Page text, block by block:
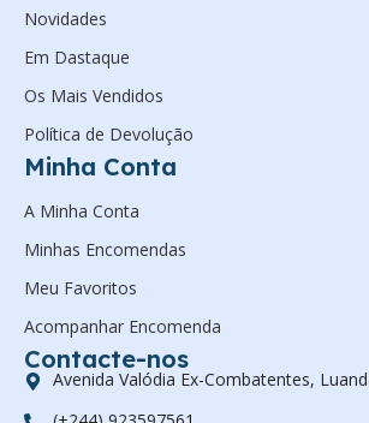
Novidades
Em Dastaque
Os Mais Vendidos
Política de Devolução
Minha Conta
A Minha Conta
Minhas Encomendas
Meu Favoritos
Acompanhar Encomenda
Contacte-nos
Avenida Valódia Ex-Combatentes,